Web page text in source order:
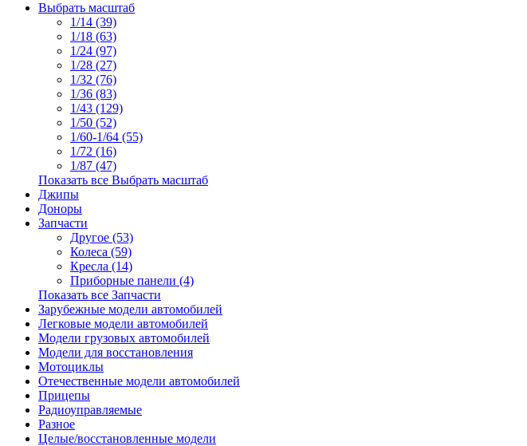
Выбрать масштаб
1/14 (39)
1/18 (63)
1/24 (97)
1/28 (27)
1/32 (76)
1/36 (83)
1/43 (129)
1/50 (52)
1/60-1/64 (55)
1/72 (16)
1/87 (47)
Показать все Выбрать масштаб
Джипы
Доноры
Запчасти
Другое (53)
Колеса (59)
Кресла (14)
Приборные панели (4)
Показать все Запчасти
Зарубежные модели автомобилей
Легковые модели автомобилей
Модели грузовых автомобилей
Модели для восстановления
Мотоциклы
Отечественные модели автомобилей
Прицепы
Радиоуправляемые
Разное
Целые/восстановленные модели